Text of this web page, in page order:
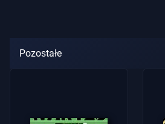
Pozostałe